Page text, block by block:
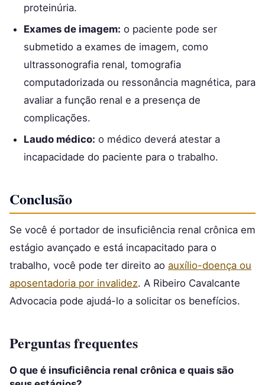
proteinúria.
Exames de imagem: o paciente pode ser
submetido a exames de imagem, como
ultrassonografia renal, tomografia
computadorizada ou ressonância magnética, para
avaliar a função renal e a presença de
complicações.
Laudo médico: o médico deverá atestar a
incapacidade do paciente para o trabalho.
Conclusão
Se você é portador de insuficiência renal crônica em
estágio avançado e está incapacitado para o
trabalho, você pode ter direito ao auxílio-doença ou
aposentadoria por invalidez. A Ribeiro Cavalcante
Advocacia pode ajudá-lo a solicitar os benefícios.
Perguntas frequentes
O que é insuficiência renal crônica e quais são